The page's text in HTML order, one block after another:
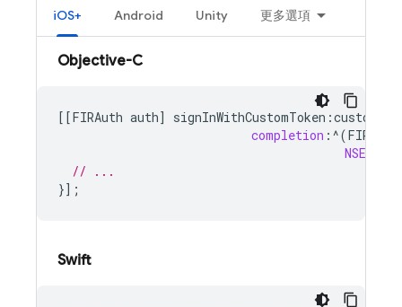
iOS+ Android Unity 更多選項
Objective-C
[[FIRAuth auth] signInWithCustomToken :
completion : ^(
NSError
// ...
}];
Swift